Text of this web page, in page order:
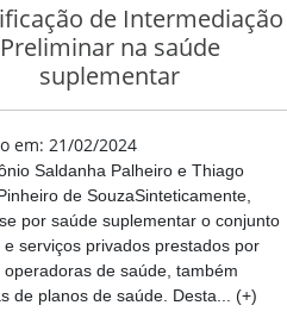
de Intermediação
Preliminar na saúde
suplementar
em: 21/02/2024
Saldanha Palheiro e Thiago
de SouzaSinteticamente,
por saúde suplementar o conjunto
e serviços privados prestados por
operadoras de saúde, também
de planos de saúde. Desta... (+)